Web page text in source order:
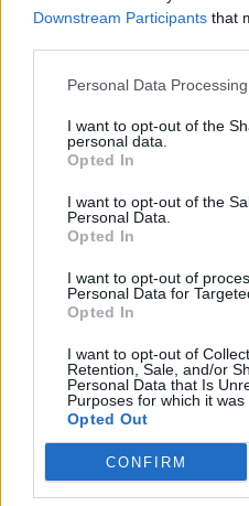
Downstream Participants that
Personal Data
I want to opt-out of the
personal data.
Opted In
I want to opt-out of the
Personal Data.
Opted In
I want to opt-out of
Personal Data for
Opted In
I want to opt-out of
Retention, Sale, and/or
Personal Data that Is
Purposes for which it was
Opted Out
CONFIRM
Edellinen artikkeli
Mikko Rantanen heti
Tehtaili pisteet 2+2 kauden
Leijonat
Aleksander
kaukaloon
divisioonassa
50
Kanada –
ottelun